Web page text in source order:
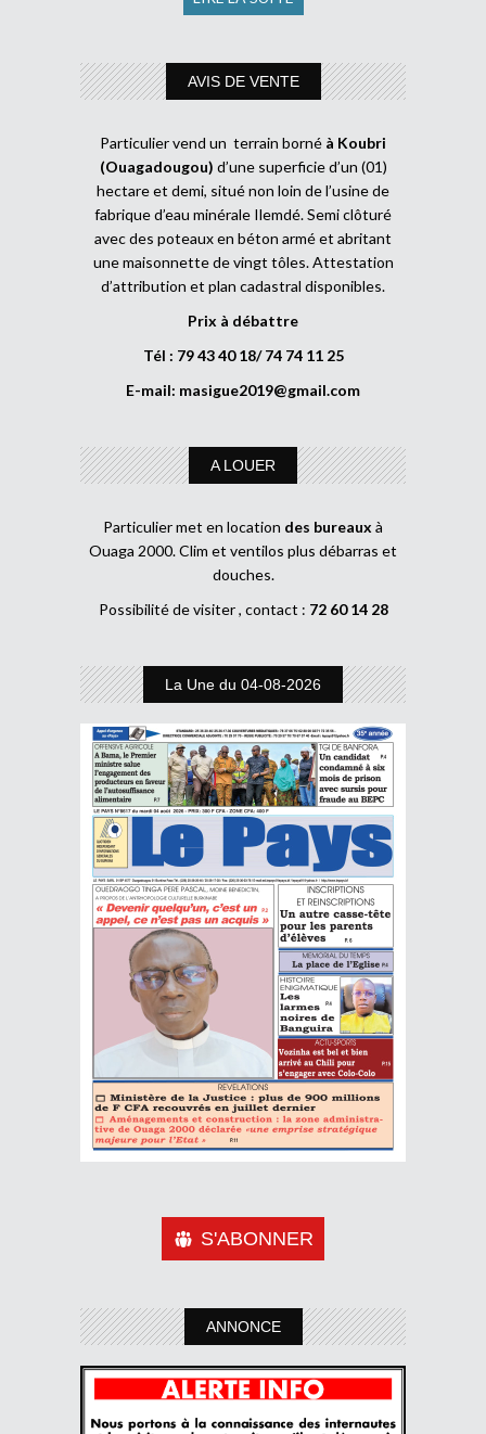
AVIS DE VENTE
Particulier vend un terrain borné à Koubri
(Ouagadougou) d’une superficie d’un (01)
hectare et demi, situé non loin de l’usine de
fabrique d’eau minérale Ilemdé. Semi clôturé
avec des poteaux en béton armé et abritant
une maisonnette de vingt tôles. Attestation
d’attribution et plan cadastral disponibles.
Prix à débattre
Tél : 79 43 40 18/ 74 74 11 25
E-mail: masigue2019@gmail.com
A LOUER
Particulier met en location des bureaux à
Ouaga 2000. Clim et ventilos plus débarras et
douches.
Possibilité de visiter , contact : 72 60 14 28
La Une du 04-08-2026
S'ABONNER
ANNONCE